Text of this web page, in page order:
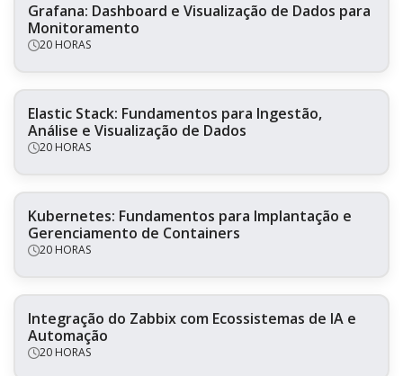
Grafana: Dashboard e Visualização de Dados para
Monitoramento
20 HORAS
Elastic Stack: Fundamentos para Ingestão,
Análise e Visualização de Dados
20 HORAS
Kubernetes: Fundamentos para Implantação e
Gerenciamento de Containers
20 HORAS
Integração do Zabbix com Ecossistemas de IA e
Automação
20 HORAS